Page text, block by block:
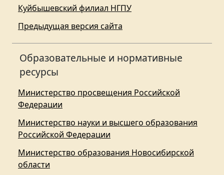
Куйбышевский филиал НГПУ
Предыдущая версия сайта
Образовательные и нормативные
ресурсы
Министерство просвещения Российской
Федерации
Министерство науки и высшего образования
Российской Федерации
Министерство образования Новосибирской
области